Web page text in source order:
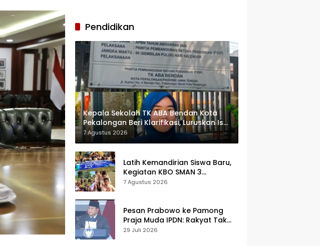
Pendidikan
Kepala Sekolah TK ABA Bendan Kota
Pekalongan Beri Klarifikasi, Luruskan Isu
Proyek Revitalisasi
7 Agustus 2026
Latih Kemandirian Siswa Baru,
Kegiatan KBO SMAN 3
Pekalongan Mendapat
7 Agustus 2026
Pesan Prabowo ke Pamong
Praja Muda IPDN: Rakyat Tak
Butuh Birokrasi Berbelit
29 Juli 2026